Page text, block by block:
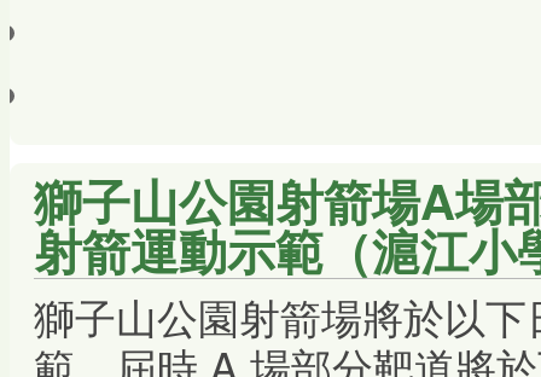
獅子山公園射箭場A場
射箭運動示範（滬江小
獅子山公園射箭場將於以